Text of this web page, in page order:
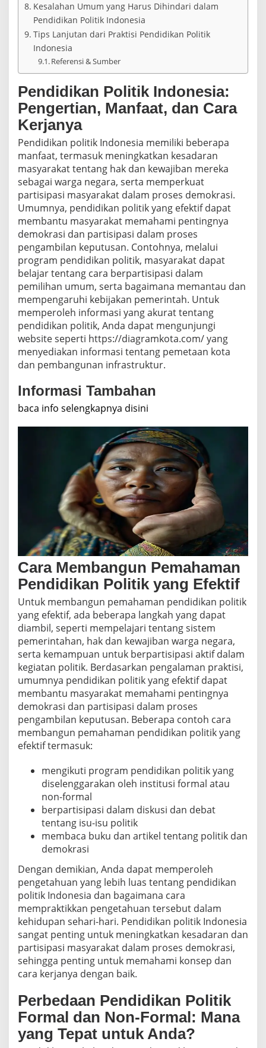
Kesalahan Umum yang Harus Dihindari dalam
Pendidikan Politik Indonesia
Tips Lanjutan dari Praktisi Pendidikan Politik
Indonesia
Referensi & Sumber
Pendidikan Politik Indonesia:
Pengertian, Manfaat, dan Cara
Kerjanya
Pendidikan politik Indonesia memiliki beberapa
manfaat, termasuk meningkatkan kesadaran
masyarakat tentang hak dan kewajiban mereka
sebagai warga negara, serta memperkuat
partisipasi masyarakat dalam proses demokrasi.
Umumnya, pendidikan politik yang efektif dapat
membantu masyarakat memahami pentingnya
demokrasi dan partisipasi dalam proses
pengambilan keputusan. Contohnya, melalui
program pendidikan politik, masyarakat dapat
belajar tentang cara berpartisipasi dalam
pemilihan umum, serta bagaimana memantau dan
mempengaruhi kebijakan pemerintah. Untuk
memperoleh informasi yang akurat tentang
pendidikan politik, Anda dapat mengunjungi
website seperti https://diagramkota.com/ yang
menyediakan informasi tentang pemetaan kota
dan pembangunan infrastruktur.
Informasi Tambahan
baca info selengkapnya disini
Cara Membangun Pemahaman
Pendidikan Politik yang Efektif
Untuk membangun pemahaman pendidikan politik
yang efektif, ada beberapa langkah yang dapat
diambil, seperti mempelajari tentang sistem
pemerintahan, hak dan kewajiban warga negara,
serta kemampuan untuk berpartisipasi aktif dalam
kegiatan politik. Berdasarkan pengalaman praktisi,
umumnya pendidikan politik yang efektif dapat
membantu masyarakat memahami pentingnya
demokrasi dan partisipasi dalam proses
pengambilan keputusan. Beberapa contoh cara
membangun pemahaman pendidikan politik yang
efektif termasuk:
mengikuti program pendidikan politik yang
diselenggarakan oleh institusi formal atau
non-formal
berpartisipasi dalam diskusi dan debat
tentang isu-isu politik
membaca buku dan artikel tentang politik dan
demokrasi
Dengan demikian, Anda dapat memperoleh
pengetahuan yang lebih luas tentang pendidikan
politik Indonesia dan bagaimana cara
mempraktikkan pengetahuan tersebut dalam
kehidupan sehari-hari. Pendidikan politik Indonesia
sangat penting untuk meningkatkan kesadaran dan
partisipasi masyarakat dalam proses demokrasi,
sehingga penting untuk memahami konsep dan
cara kerjanya dengan baik.
Perbedaan Pendidikan Politik
Formal dan Non-Formal: Mana
yang Tepat untuk Anda?